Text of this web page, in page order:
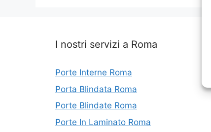
I nostri servizi a Roma
Porte Interne Roma
Porta Blindata Roma
Porte Blindate Roma
Porte In Laminato Roma